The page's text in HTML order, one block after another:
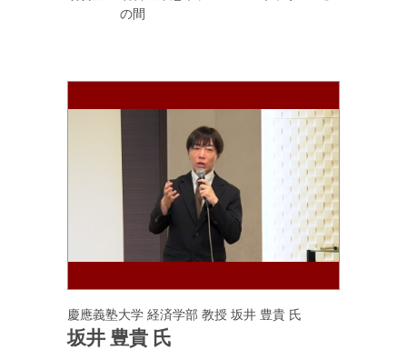
の間
慶應義塾大学 経済学部 教授 坂井 豊貴 氏
坂井 豊貴 氏